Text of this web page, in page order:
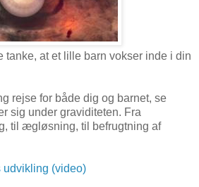
tanke, at et lille barn vokser inde i din
rejse for både dig og barnet, se
sig under graviditeten. Fra
til ægløsning, til befrugtning af
udvikling (video)